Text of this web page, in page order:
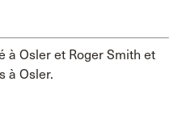
à Osler et Roger Smith et
à Osler.